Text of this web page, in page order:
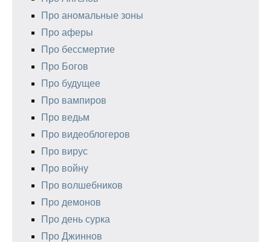
Про аномальные зоны
Про аферы
Про бессмертие
Про Богов
Про будущее
Про вампиров
Про ведьм
Про видеоблогеров
Про вирус
Про войну
Про волшебников
Про демонов
Про день сурка
Про Джиннов